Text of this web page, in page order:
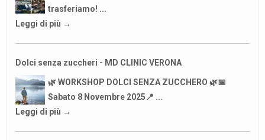
trasferiamo! ...
Leggi di più →
Dolci senza zuccheri - MD CLINIC VERONA
🌿 WORKSHOP DOLCI SENZA ZUCCHERO 🌿📅
Sabato 8 Novembre 2025📍 ...
Leggi di più →